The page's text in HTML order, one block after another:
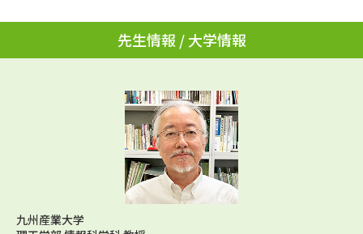
お支払いについて
個人情報取扱規定
テレメール進学カタログ
訂正のご案内
先生情報 / 大学情報
九州産業大学